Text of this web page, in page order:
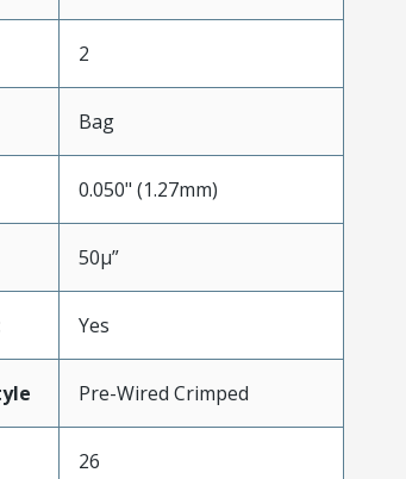
2
Bag
0.050" (1.27mm)
50µ”
Yes
Pre-Wired Crimped
26